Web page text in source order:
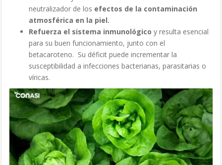
neutralizador de los efectos de la contaminación
atmosférica en la piel.
Refuerza el sistema inmunológico y resulta esencial
para su buen funcionamiento, junto con el
betacaroteno. Su déficit puede incrementar la
susceptibilidad a infecciones bacterianas, parasitarias o
víricas.